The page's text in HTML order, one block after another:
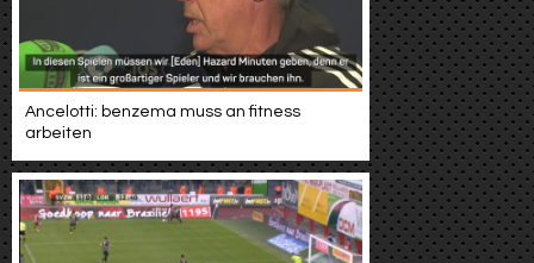
Ancelotti: benzema muss an fitness
arbeiten